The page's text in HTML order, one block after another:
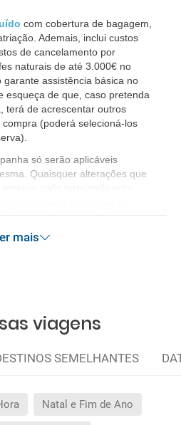
com cobertura de bagagem,
Ademais, inclui custos
de cancelamento por
naturais de até 3.000€ no
assistência básica no
esqueça de que, caso pretenda
terá de acrescentar outros
(poderá selecioná-los
só serão aplicáveis
Quaisquer alterações que
após terminada esta
mais
viagens
SEMELHANTES
Natal e Fim de Ano